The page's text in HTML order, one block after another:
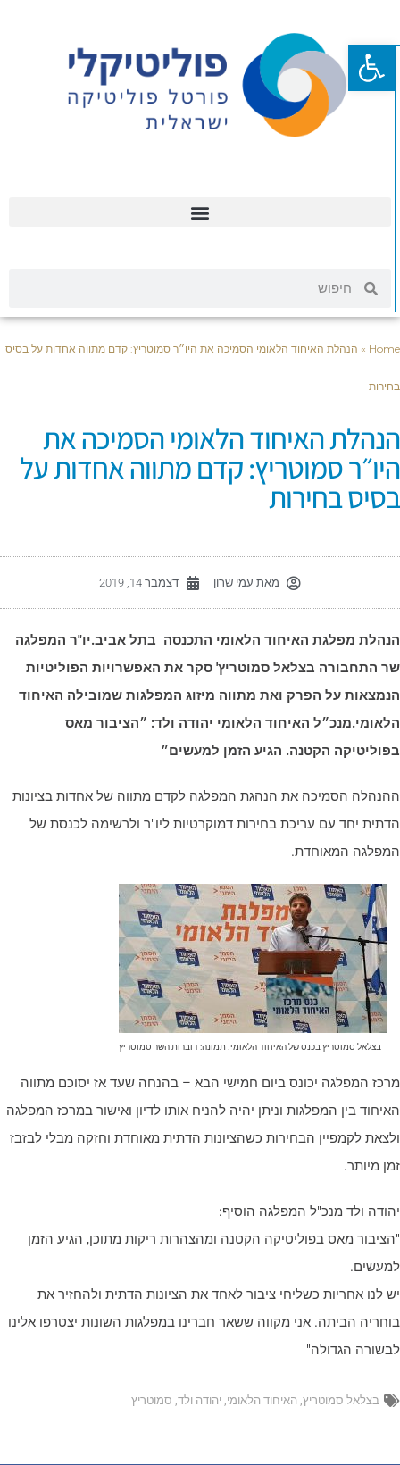
»הנהלת האיחוד הלאומי הסמיכה את היו״ר סמוטריץ: קדם מתווה אחדות על בסיס
האיחוד הלאומי הסמיכה את
סמוטריץ: קדם מתווה אחדות על
בחירות
מאתעמי שרון דצמבר 14, 2019
מפלגת האיחוד הלאומי התכנסה בתל אביב.יו"ר המפלגה
התחבורה בצלאל סמוטריץ' סקר את האפשרויות הפוליטיות
על הפרק ואת מתווה מיזוג המפלגות שמובילה האיחוד
האיחוד הלאומי יהודה ולד: ״הציבור מאס
הקטנה. הגיע הזמן למעשים״
הסמיכה את הנהגת המפלגה לקדם מתווה של אחדות בציונות
יחד עם עריכת בחירות דמוקרטיות ליו"ר ולרשימה לכנסת של
המאוחדת.
בצלאל סמוטריץ בכנס של האיחוד הלאומי. תמונה: דוברות השר סמוטריץ
המפלגה יכונס ביום חמישי הבא – בהנחה שעד אז יסוכם מתווה
בין המפלגות וניתן יהיה להניח אותו לדיון ואישור במרכז המפלגה
לקמפיין הבחירות כשהציונות הדתית מאוחדת וחזקה מבלי לבזבז
מיותר.
ולד מנכ"ל המפלגה הוסיף:
מאס בפוליטיקה הקטנה ומהצהרות ריקות מתוכן, הגיע הזמן
לנו אחריות כשליחי ציבור לאחד את הציונות הדתית ולהחזיר את
הביתה. אני מקווה ששאר חברינו במפלגות השונות יצטרפו אלינו
הגדולה"
בצלאל סמוטריץ,האיחוד הלאומי,יהודה ולד,סמוטריץ
פתח סרגל נגישות